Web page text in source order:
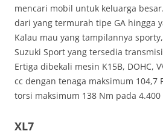
mencari mobil untuk keluarga
dari yang termurah tipe GA hingga
Kalau mau yang tampilannya
Suzuki Sport yang tersedia
Ertiga dibekali mesin K15B, DOHC,
cc dengan tenaga maksimum 104,7
torsi maksimum 138 Nm pada
XL7